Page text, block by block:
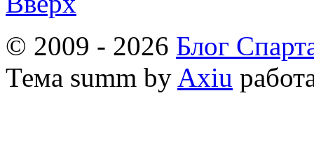
© 2009 - 2026 Блог
Тема summ by Axiu